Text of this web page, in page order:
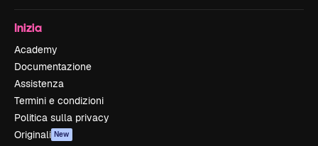
Inizia
Academy
Documentazione
Assistenza
Termini e condizioni
Politica sulla privacy
Originali New